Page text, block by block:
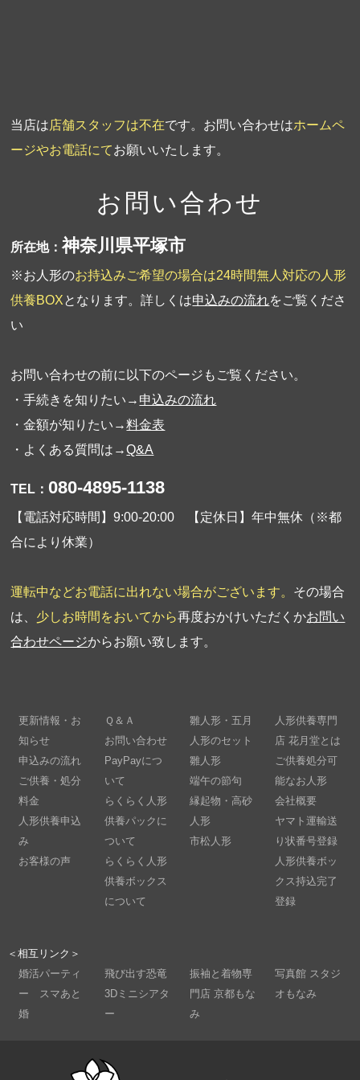
当店は店舗スタッフは不在です。お問い合わせはホームペ
ージやお電話にてお願いいたします。
お問い合わせ
所在地：神奈川県平塚市
※お人形のお持込みご希望の場合は24時間無人対応の人形
供養BOXとなります。詳しくは申込みの流れをご覧くださ
い
お問い合わせの前に以下のページもご覧ください。
・手続きを知りたい→ 申込みの流れ
・金額が知りたい→料金表
・よくある質問は→Q&A
TEL： 080-4895-1138
【電話対応時間】9:00-20:00 【定休日】年中無休（※都
合により休業）
運転中などお電話に出れない場合がございます。 その場合
は、 少しお時間をおいてから再度おかけいただくかお問い
合わせページからお願い致します。
更新情報・お
知らせ
申込みの流れ
ご供養・処分
料金
人形供養申込
み
お客様の声
Ｑ＆Ａ
お問い合わせ
PayPayにつ
いて
らくらく人形
供養パックに
ついて
らくらく人形
供養ボックス
について
雛人形・五月
人形のセット
雛人形
端午の節句
縁起物・高砂
人形
市松人形
人形供養専門
店 花月堂とは
ご供養処分可
能なお人形
会社概要
ヤマト運輸送
り状番号登録
人形供養ボッ
クス持込完了
登録
＜相互リンク＞
婚活パーティ
ー スマあと
婚
飛び出す恐竜
3Dミニシアタ
ー
振袖と着物専
門店 京都もな
み
写真館 スタジ
オもなみ